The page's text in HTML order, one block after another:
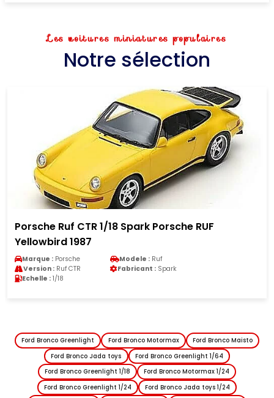
Les voitures miniatures populaires
Notre sélection
Porsche Ruf CTR 1/18 Spark Porsche RUF
Yellowbird 1987
Marque : Porsche Modele : Ruf
Version : Ruf CTR Fabricant : Spark
Echelle : 1/18
Ford Bronco Greenlight Ford Bronco Motormax
Ford Bronco Maisto
Ford Bronco Jada toys
Ford Bronco Greenlight 1/64
Ford Bronco Greenlight 1/18
Ford Bronco Motormax 1/24
Ford Bronco Greenlight 1/24
Ford Bronco Jada toys 1/24